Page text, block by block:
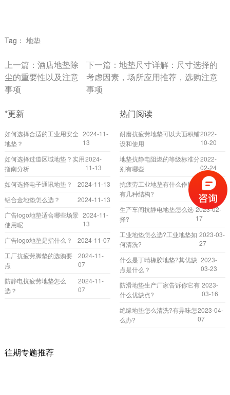
Tag： 地垫
上一篇： 酒店地垫除
尘的重要性以及注意
事项
下一篇：地垫尺寸详解：尺寸选择的
考虑因素，场所应用推荐，选购注意
事项
*更新
如何选择合适的工业用安全
地垫？
2024-11-
13
如何选择过道区域地垫？实用
指南分析
2024-
11-13
如何选择电子通讯地垫？
2024-11-13
铝合金地垫怎么选？
2024-11-13
广告logo地垫适合哪些场景
使用呢
2024-11-
13
广告logo地垫是指什么？
2024-11-07
工厂抗疲劳脚垫的选购要
点
2024-11-
07
防静电抗疲劳地垫怎么
选？
2024-11-
07
热门阅读
耐磨抗疲劳地垫可以大面积铺
设和使用
2022-
10-20
地垫抗静电阻燃的等级标准分
别有哪些
2022-
02-24
抗疲劳工业地垫有什么作用?
有几种结构?
2023-
04-17
生产车间抗静电地垫怎么选
择?
2023-02-
17
工业地垫怎么选?工业地垫如
何清洗?
2023-03-
27
什么是丁晴橡胶地垫?其优缺
点是什么？
2023-
03-23
防滑地垫生产厂家告诉你它有
什么优缺点?
2023-
03-16
绝缘地垫怎么清洗?有异味怎
么办?
2023-04-
07
往期专题推荐